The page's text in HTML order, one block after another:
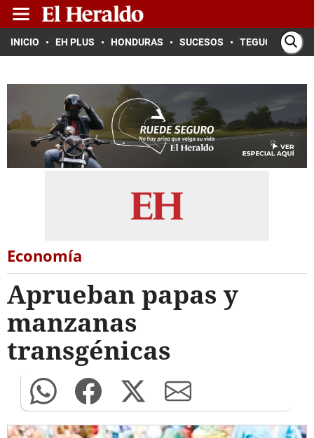
INICIO EH PLUS HONDURAS SUCESOS TEGUCIGALPA
Economía
Aprueban papas y
manzanas
transgénicas